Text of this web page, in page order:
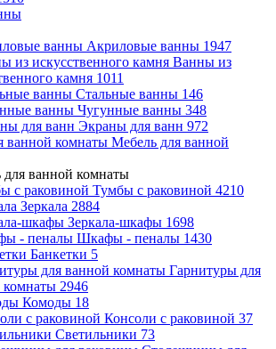
Акриловые ванны 1947
Ванны из
камня 1011
Стальные ванны 146
Чугунные ванны 348
Экраны для ванн 972
Мебель для ванной
для ванной комнаты
Тумбы с раковиной 4210
Зеркала 2884
Зеркала-шкафы 1698
Шкафы - пеналы 1430
Банкетки 5
Гарнитуры для
комнаты 2946
Комоды 18
Консоли с раковиной 37
Светильники 73